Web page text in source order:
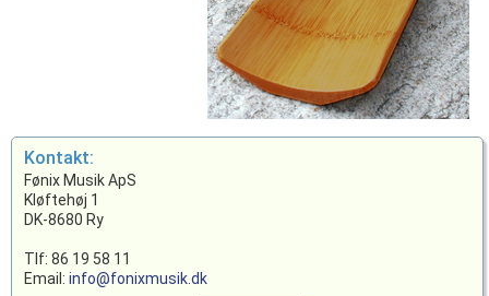
Kontakt:
Fønix Musik ApS
Kløftehøj 1
DK-8680 Ry
Tlf: 86 19 58 11
Email: info@fonixmusik.dk